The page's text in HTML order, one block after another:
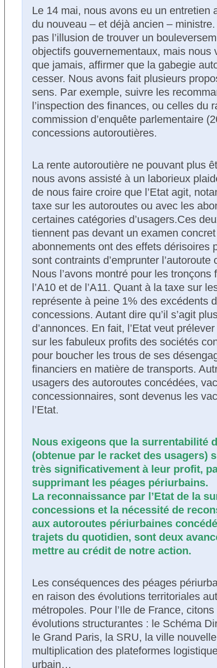
Le 14 mai, nous avons eu un entretien
du nouveau – et déjà ancien – ministre.
pas l’illusion de trouver un
objectifs gouvernementaux, mais nous
que jamais, affirmer que la gabegie
cesser. Nous avons fait plusieurs
sens. Par exemple, suivre les
l’inspection des finances, ou celles du
commission d’enquête parlementaire
concessions autoroutières.
La rente autoroutière ne pouvant plus
nous avons assisté à un laborieux
de nous faire croire que l’Etat agit,
taxe sur les autoroutes ou avec les
certaines catégories d’usagers.Ces
tiennent pas devant un examen
abonnements ont des effets dérisoires
sont contraints d’emprunter l’autoroute
Nous l’avons montré pour les tronçons
l’A10 et de l’A11. Quant à la taxe sur
représente à peine 1% des excédents
concessions. Autant dire qu’il s’agit
d’annonces. En fait, l’Etat veut
sur les fabuleux profits des sociétés
pour boucher les trous de ses
financiers en matière de transports.
usagers des autoroutes concédées,
concessionnaires, sont devenus les
l’Etat.
Nous exigeons que la surrentabilité
(obtenue par le racket des usagers)
très significativement à leur profit,
supprimant les péages périurbains.
La reconnaissance par l’Etat de la
concessions et la nécessité de
aux autoroutes périurbaines
trajets du quotidien, sont deux
mettre au crédit de notre action.
Les conséquences des péages
en raison des évolutions territoriales
métropoles. Pour l’Ile de France,
évolutions structurantes : le Schéma
le Grand Paris, la SRU, la ville
multiplication des plateformes
urbain…